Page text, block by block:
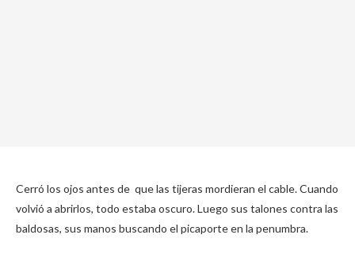
Cerró los ojos antes de que las tijeras mordieran el cable. Cuando
volvió a abrirlos, todo estaba oscuro. Luego sus talones contra las
baldosas, sus manos buscando el picaporte en la penumbra.